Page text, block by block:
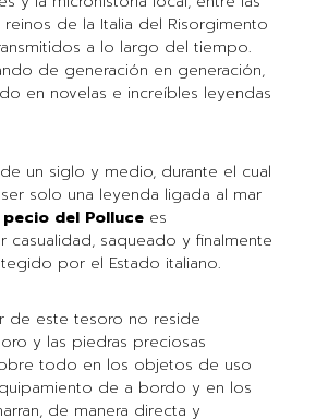
de la Italia del Risorgimento
a lo largo del tiempo.
de generación en generación,
en novelas e increíbles leyendas
un siglo y medio, durante el cual
solo una leyenda ligada al mar
pecio del Pollucees
saqueado y finalmente
por el Estado italiano.
de este tesoro no reside
y las piedras preciosas
todo en los objetos de uso
de a bordo y en los
de manera directa y